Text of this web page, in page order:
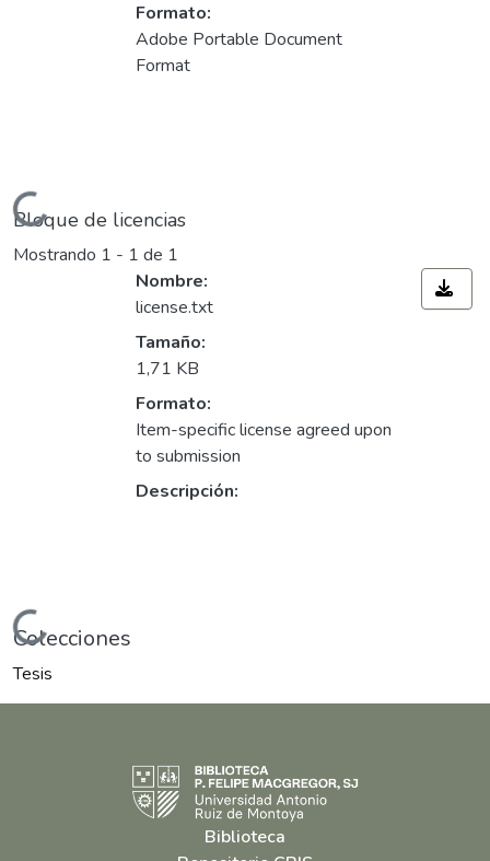
Formato:
Adobe Portable Document
Format
Bloque de licencias
Mostrando 1 - 1 de 1
Nombre:
license.txt
Tamaño:
1,71 KB
Formato:
Item-specific license agreed upon
to submission
Descripción:
Colecciones
Tesis
Biblioteca